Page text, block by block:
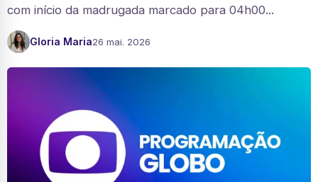
com início da madrugada marcado para 04h00...
Gloria Maria26 mai. 2026